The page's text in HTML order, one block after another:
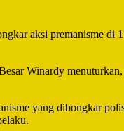
aksi premanisme di
Winardy
yang dibongkar